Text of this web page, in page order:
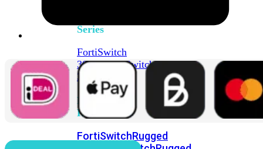
Series
FortiSwitch
3032EFortiSwitch
3032G
FortiSwitch
Ruggedized
FortiSwitchRugged